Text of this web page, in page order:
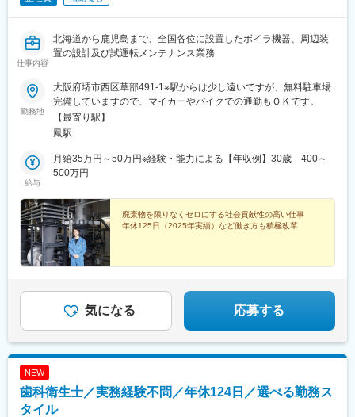
仕事内容
北海道から鹿児島まで、全国各位に設置したボイラ機器、周辺装
置の設計及び試運転メンテナンス業務
勤務地
大阪府堺市西区草部491-1※駅からは少し遠いですが、無料駐車場
完備していますので、マイカーやバイクでの通勤もＯＫです。
【最寄り駅】
鳳駅
給与
月給35万円～50万円※経験・能力による【年収例】30歳 400～
500万円
廃棄物を限りなくゼロにする社会貢献性の高い仕事
年休125日（2025年実績）など働き方も積極改革
気になる 応募する
NEW
歯科衛生士／実務経験不問／年休124日／選べる勤務ス
タイル